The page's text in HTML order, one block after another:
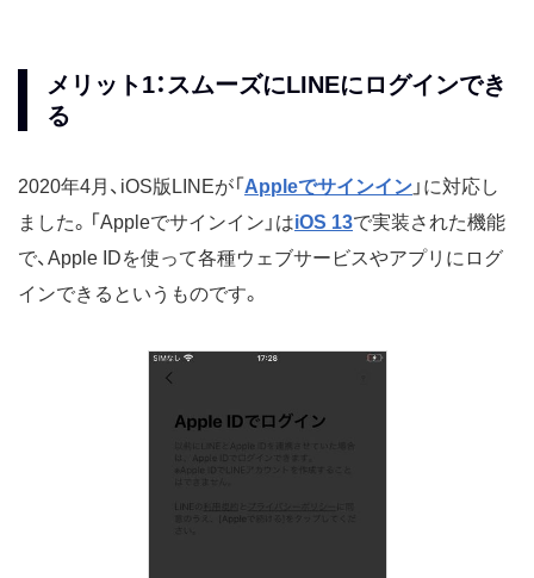
メリット1：スムーズにLINEにログインでき
る
2020年4月、iOS版LINEが「 Appleでサインイン 」に対応し
ました。「Appleでサインイン」はiOS 13で実装された機能
で、Apple IDを使って各種ウェブサービスやアプリにログ
インできるというものです。